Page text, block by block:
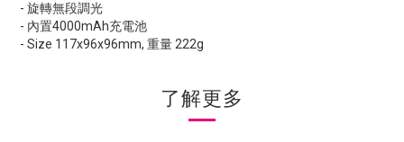
- 旋轉無段調光
- 內置4000mAh充電池
- Size 117x96x96mm, 重量 222g
了解更多